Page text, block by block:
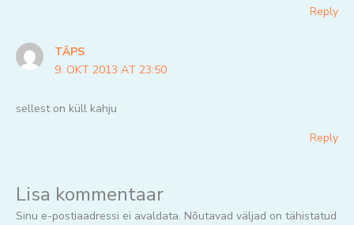
Reply
TÄPS
9. OKT 2013 AT 23:50
sellest on küll kahju
Reply
Lisa kommentaar
Sinu e-postiaadressi ei avaldata. Nõutavad väljad on tähistatud